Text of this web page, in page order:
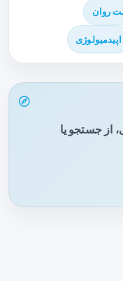
روان
اپیدمیولوژی
از جستجو یا